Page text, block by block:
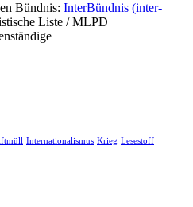
Bündnis: InterBündnis (inter-
Liste / MLPD
Internationalismus Krieg Lesestoff